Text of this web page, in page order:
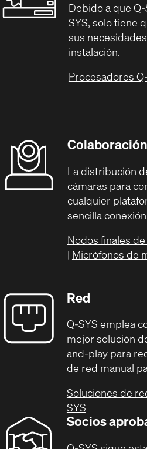
Debido a que
SYS, solo tiene
sus
instalación.
Procesadores
Colaboración
La distribución
cámaras para
cualquier
sencilla
Nodos finales
| Micrófonos de
Red
Q-SYS emplea
mejor solución
and-play para
de red manual
Soluciones de
SYS
Socios